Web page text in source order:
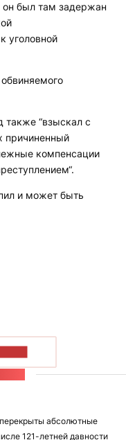
он был там задержан
уголовной
также “взыскал с
причиненный
компенсации
и может быть
абсолютные
121-летней давности